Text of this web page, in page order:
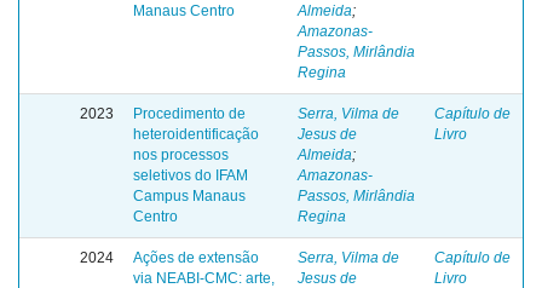
Manaus Centro
Almeida;
Amazonas-
Passos, Mirlândia
Regina
2023
Procedimento de
heteroidentificação
nos processos
seletivos do IFAM
Campus Manaus
Centro
Serra, Vilma de
Jesus de
Almeida;
Amazonas-
Passos, Mirlândia
Regina
Capítulo de
Livro
2024
Ações de extensão
via NEABI-CMC: arte,
Serra, Vilma de
Jesus de
Capítulo de
Livro